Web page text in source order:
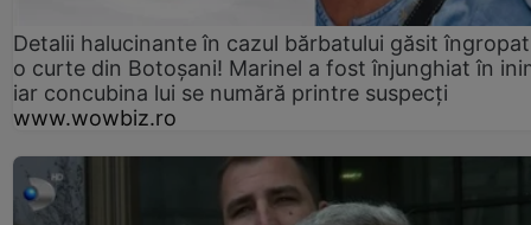
Detalii halucinante în cazul bărbatului găsit
o curte din Botoșani! Marinel a fost înjunghiat în
iar concubina lui se numără printre suspecți
www.wowbiz.ro